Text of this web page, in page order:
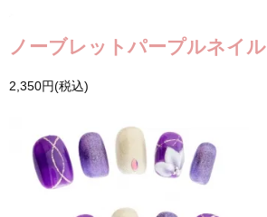
ノーブレットパープルネイル
2,350円(税込)